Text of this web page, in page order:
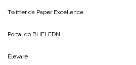
Twitter da Paper Excellence
Portal do BHELEDN
Elevare